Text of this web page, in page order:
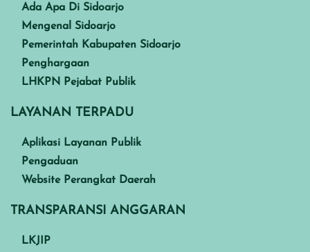
Ada Apa Di Sidoarjo
Mengenal Sidoarjo
Pemerintah Kabupaten Sidoarjo
Penghargaan
LHKPN Pejabat Publik
LAYANAN TERPADU
Aplikasi Layanan Publik
Pengaduan
Website Perangkat Daerah
TRANSPARANSI ANGGARAN
LKJIP